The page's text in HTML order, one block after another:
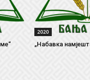
2020
„Набавка